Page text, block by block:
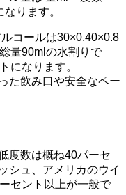
ります。
コールは30×0.40×0.8
量90mlの水割りで
になります。
た飲み口や安全なペー
度数は概ね40パーセ
シュ、アメリカのウイ
セント以上が一般で